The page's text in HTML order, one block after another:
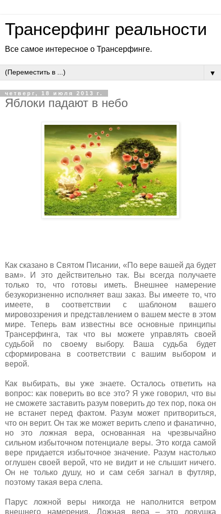
Трансерфинг реальности
Все самое интересное о Трансерфинге.
▼
четверг, 18 июля 2013 г.
Яблоки падают в небо
Как сказано в Святом Писании, «По вере вашей да будет
вам». И это действительно так. Вы всегда получаете
только то, что готовы иметь. Внешнее намерение
безукоризненно исполняет ваш заказ. Вы имеете то, что
имеете, в соответствии с шаблоном вашего
мировоззрения и представлением о вашем месте в этом
мире. Теперь вам известны все основные принципы
Трансерфинга, так что вы можете управлять своей
судьбой по своему выбору. Ваша судьба будет
сформирована в соответствии с вашим выбором и
верой.
Как выбирать, вы уже знаете. Осталось ответить на
вопрос: как поверить во все это? Я уже говорил, что вы
не сможете заставить разум поверить до тех пор, пока он
не встанет перед фактом. Разум может притвориться,
что он верит. Он так же может верить слепо и фанатично,
но это ложная вера, основанная на чрезвычайно
сильном избыточном потенциале веры. Это когда самой
вере придается избыточное значение. Разум настолько
оглушен своей верой, что не видит и не слышит ничего.
Он не только душу, но и сам себя загнал в футляр,
поэтому такая вера слепа.
Парус ложной веры никогда не наполнится ветром
внешнего намерения. Ложная вера – это ловушка